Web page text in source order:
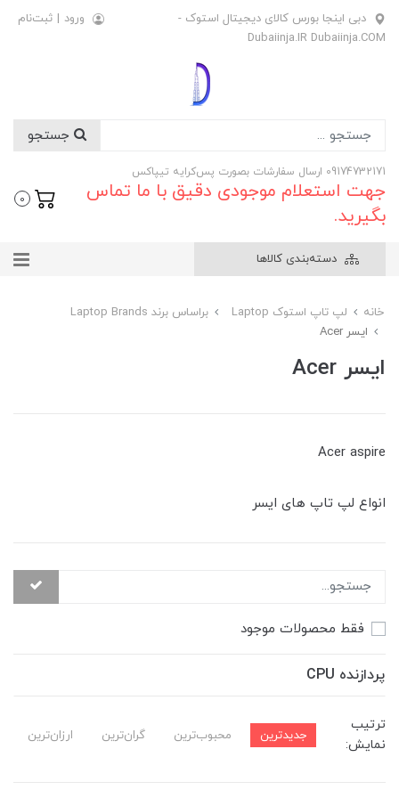
دبی اینجا بورس کالای دیجیتال استوک -
Dubaiinja.IR Dubaiinja.COM
ورود | ثبت‌نام
09174732171 ارسال سفارشات بصورت پس‌کرایه تیپاکس
جهت استعلام موجودی دقیق با ما تماس
بگیرید.
0
دسته‌بندی کالاها
خانه لپ تاپ استوک Laptop
براساس برند Laptop Brands
ایسر Acer
ایسر Acer
Acer aspire
انواع لپ تاپ های ایسر
فقط محصولات موجود
پردازنده CPU
ترتیب
نمایش:
جدیدترین محبوب‌ترین گران‌ترین ارزان‌ترین